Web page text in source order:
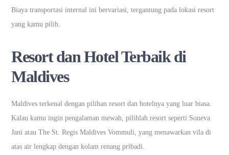
Biaya transportasi internal ini bervariasi, tergantung pada lokasi resort
yang kamu pilih.
Resort dan Hotel Terbaik di
Maldives
Maldives terkenal dengan pilihan resort dan hotelnya yang luar biasa.
Kalau kamu ingin pengalaman mewah, pilihlah resort seperti Soneva
Jani atau The St. Regis Maldives Vommuli, yang menawarkan vila di
atas air lengkap dengan kolam renang pribadi.